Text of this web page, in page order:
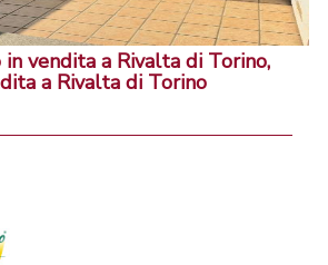
vendita a Rivalta di Torino,
a Rivalta di Torino